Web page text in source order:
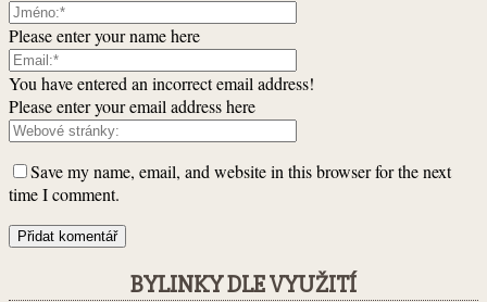
Please enter your name here
You have entered an incorrect email address!
Please enter your email address here
Save my name, email, and website in this browser for the next
time I comment.
BYLINKY DLE VYUŽITÍ